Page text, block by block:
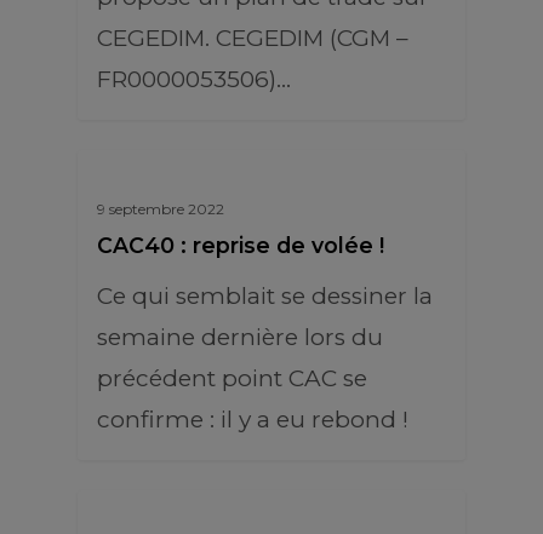
CEGEDIM. CEGEDIM (CGM –
FR0000053506)…
9 septembre 2022
CAC40 : reprise de volée !
Ce qui semblait se dessiner la
semaine dernière lors du
précédent point CAC se
confirme : il y a eu rebond !